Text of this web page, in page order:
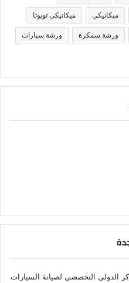
ميكانيكي ميكانيكي تويوتا
ورشة سمكرة ورشة سيارات
الدولي التخصصي لصيانة السيارات